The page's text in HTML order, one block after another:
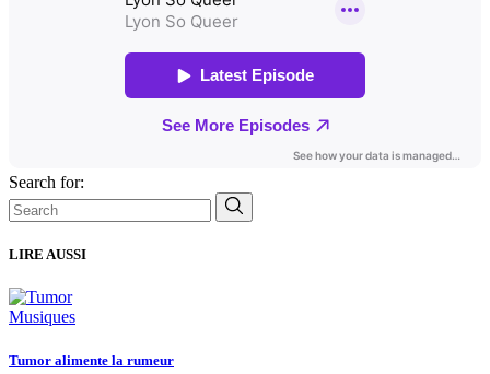
Search for:
LIRE AUSSI
Musiques
Tumor alimente la rumeur